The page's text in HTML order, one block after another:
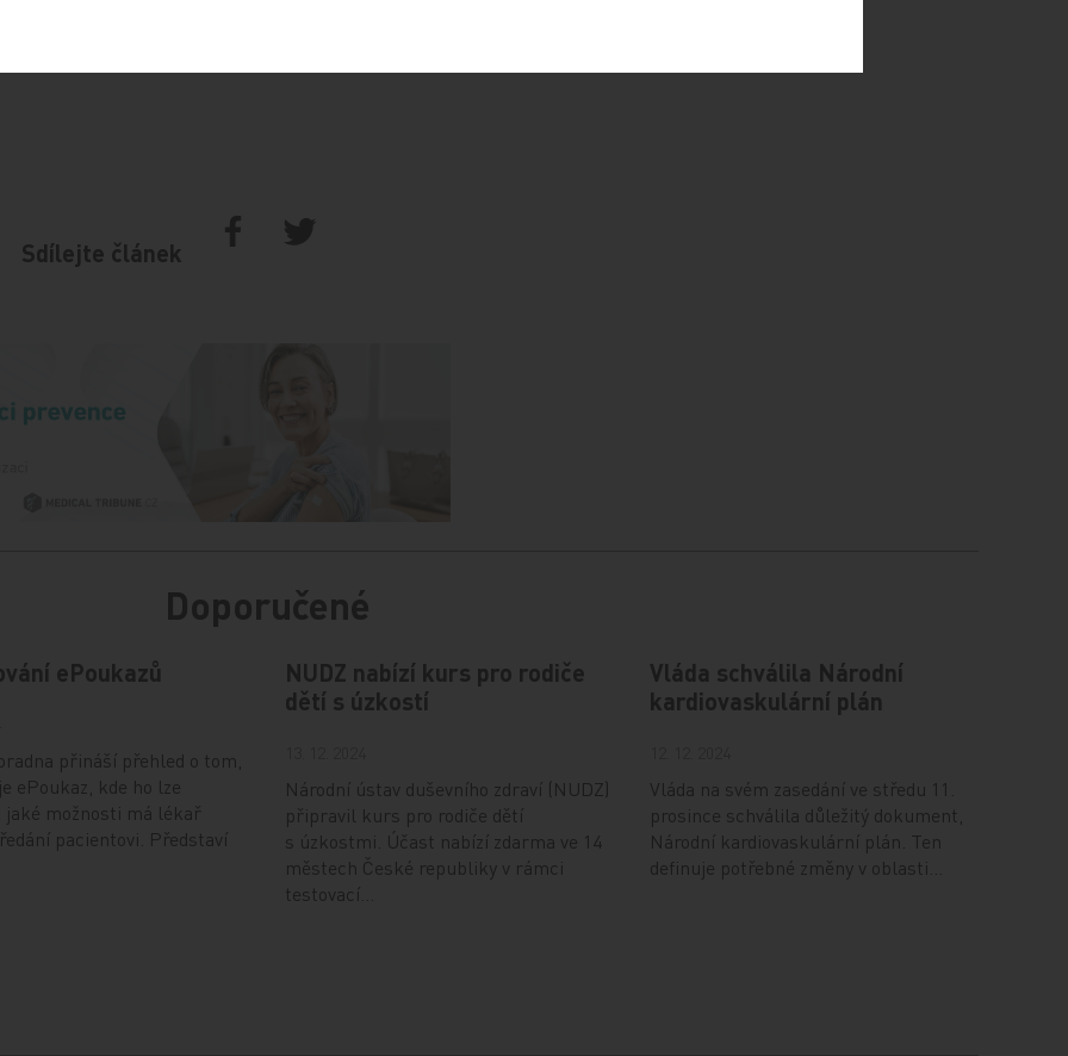
Sdílejte článek
Doporučené
ePoukazů
přináší přehled o tom,
ePoukaz, kde ho lze
možnosti má lékař
pacientovi. Představí
NUDZ nabízí kurs pro rodiče
dětí s úzkostí
Národní ústav duševního zdraví (NUDZ)
připravil kurs pro rodiče dětí
s úzkostmi. Účast nabízí zdarma ve 14
městech České republiky v rámci
testovací…
Vláda schválila Národní
kardiovaskulární plán
Vláda na svém zasedání ve středu 11.
prosince schválila důležitý dokument,
Národní kardiovaskulární plán. Ten
definuje potřebné změny v oblasti…